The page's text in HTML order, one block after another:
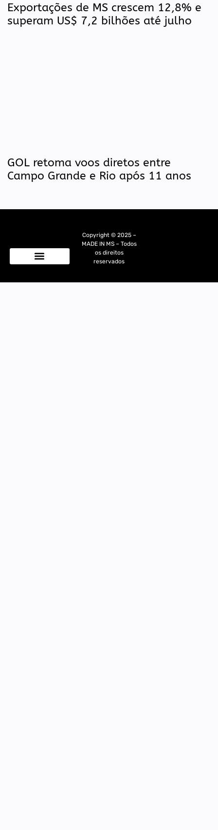
Exportações de MS crescem 12,8% e
superam US$ 7,2 bilhões até julho
GOL retoma voos diretos entre
Campo Grande e Rio após 11 anos
Copyright © 2025 –
MADE IN MS – Todos
os direitos
reservados